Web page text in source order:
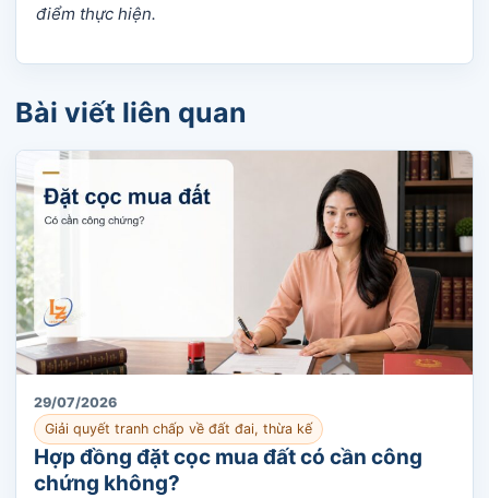
điểm thực hiện.
Bài viết liên quan
29/07/2026
Giải quyết tranh chấp về đất đai, thừa kế
Hợp đồng đặt cọc mua đất có cần công
chứng không?